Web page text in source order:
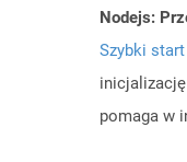
Nodejs:
Szybki start
pomaga w